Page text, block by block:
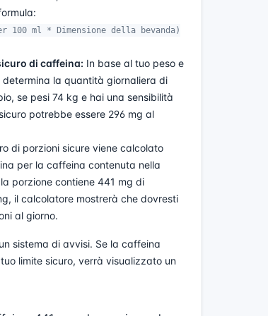
ml * Dimensione della bevanda)
di caffeina: In base al tuo peso e
la quantità giornaliera di
se pesi 74 kg e hai una sensibilità
potrebbe essere 296 mg al
di porzioni sicure viene calcolato
per la caffeina contenuta nella
porzione contiene 441 mg di
il calcolatore mostrerà che dovresti
al giorno.
sistema di avvisi. Se la caffeina
limite sicuro, verrà visualizzato un